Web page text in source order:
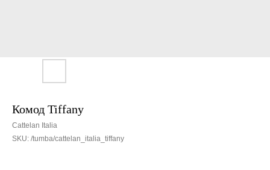
Комод Tiffany
Cattelan Italia
SKU: /tumba/cattelan_italia_tiffany